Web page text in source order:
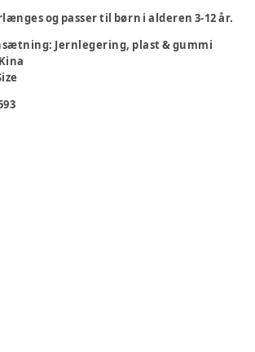
og passer til børn i alderen 3-12 år.
: Jernlegering, plast & gummi
Kina